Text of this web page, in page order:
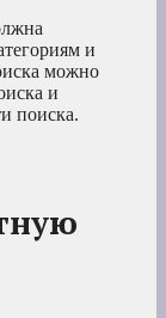
и
можно
и
поиска.